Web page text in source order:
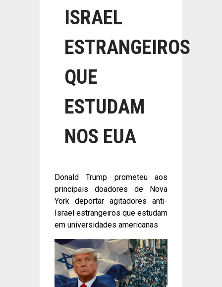
ISRAEL
ESTRANGEIROS
QUE
ESTUDAM
NOS EUA
Donald Trump prometeu aos
principais doadores de Nova
York deportar agitadores anti-
Israel estrangeiros que estudam
em universidades americanas